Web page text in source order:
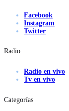
Facebook
Instagram
Twitter
Radio
Radio en vivo
Tv en vivo
Categorías